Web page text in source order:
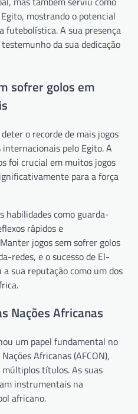
mostrando o potencial
futebolística. A sua presença
da sua dedicação
sofrer golos em
o recorde de mais jogos
pelo Egito. A
foi crucial em muitos jogos
para a força
habilidades como guarda-
rápidos e
jogos sem sofrer golos
redes, e o sucesso de El-
sua reputação como um dos
Nações Africanas
um papel fundamental no
Africanas (AFCON),
títulos. As suas
instrumentais na
africano.